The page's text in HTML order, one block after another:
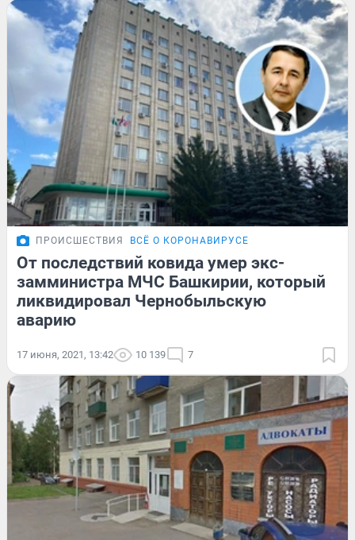
ПРОИСШЕСТВИЯ ВСЁ О КОРОНАВИРУСЕ
От последствий ковида умер экс-
замминистра МЧС Башкирии, который
ликвидировал Чернобыльскую
аварию
17 июня, 2021, 13:42 10 139 7